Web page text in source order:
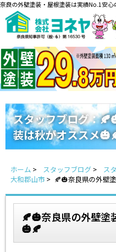
奈良の外壁塗装・屋根塗装は実績No.1安心
料金一覧 会社
来店予約 お問い合
お見積
地域の事
ヨネヤ
Home
スタッフ紹介
スタッフブログ：
装は秋がオススメ
ホーム > スタッフブログ > ス
大和郡山市 > 🍂🎃奈良県の外壁
🍂🎃奈良県の外壁塗
🎃🍂